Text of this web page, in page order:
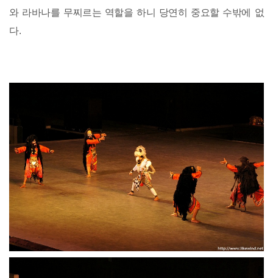
와 라바나를 무찌르는 역할을 하니 당연히 중요할 수밖에 없
다.